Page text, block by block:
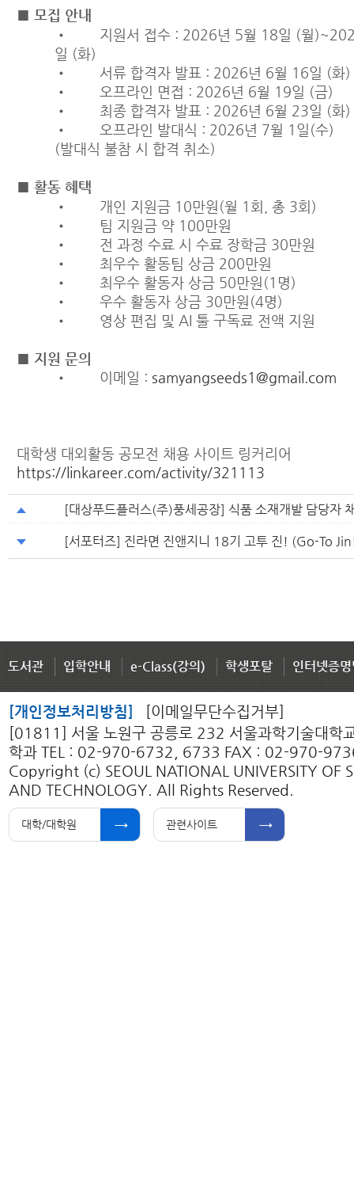
■ 모집 안내
• 지원서 접수 : 2026년 5월 18일 (월
일 (화)
• 서류 합격자 발표 : 2026년 6월 16일 (화)
• 오프라인 면접 : 2026년 6월 19일 (금)
• 최종 합격자 발표 : 2026년 6월 23일 (화)
• 오프라인 발대식 : 2026년 7월 1일(수)
(발대식 불참 시 합격 취소)
■ 활동 혜택
• 개인 지원금 10만원(월 1회, 총 3회)
• 팀 지원금 약 100만원
• 전 과정 수료 시 수료 장학금 30만원
• 최우수 활동팀 상금 200만원
• 최우수 활동자 상금 50만원(1명)
• 우수 활동자 상금 30만원(4명)
• 영상 편집 및 AI 툴 구독료 전액 지원
■ 지원 문의
• 이메일 : samyangseeds1@gmail.com
대학생 대외활동 공모전 채용 사이트 링커리어
https://linkareer.com/activity/321113
[대상푸드플러스(주)풍세공장] 식품 소재개발 담당자
[서포터즈] 진라면 진앤지니 18기 고투 진! (Go-To
도서관 입학안내 e-Class(강의) 학생포탈 인터넷증
[개인정보처리방침]
[이메일무단수집거부]
[01811] 서울 노원구 공릉로 232 서울과학기술대학
학과 TEL : 02-970-6732, 6733 FAX : 02-970-
Copyright (c) SEOUL NATIONAL UNIVERSITY OF
AND TECHNOLOGY. All Rights Reserved.
대학/대학원 관련사이트